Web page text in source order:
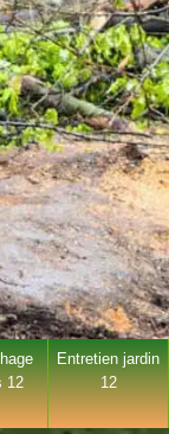
12
Entretien jardin
12